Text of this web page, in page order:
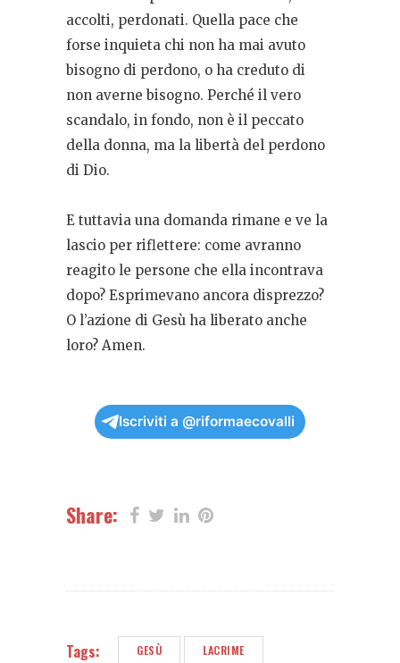
accolti, perdonati. Quella pace che
forse inquieta chi non ha mai avuto
bisogno di perdono, o ha creduto di
non averne bisogno. Perché il vero
scandalo, in fondo, non è il peccato
della donna, ma la libertà del perdono
di Dio.
E tuttavia una domanda rimane e ve la
lascio per riflettere: come avranno
reagito le persone che ella incontrava
dopo? Esprimevano ancora disprezzo?
O l’azione di Gesù ha liberato anche
loro? Amen.
Iscriviti a @riformaecovalli
Share:
Tags: GESÙ LACRIME